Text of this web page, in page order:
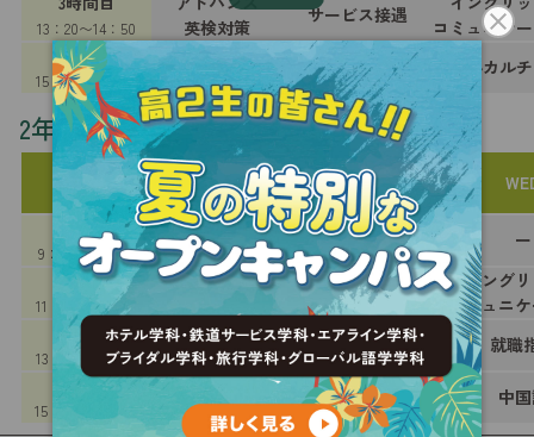
13：20〜14：50
英検対策
サービス接遇
コミュニケ
4時間目
15：00〜16：30
アドバンス
英検対策
ビジネス
コミュニケーション
海外カル
2年次
MON TUE
1時間目
9：20〜10：50
ー ー
ー
2時間目
11：00〜12：30
就職指導
ホテル・エアライン
接客サービス実習
イング
コミュニ
3時間目
13：20〜14：50
ホテル・エアライン
接客サービス実習
ビジネスマナー
就職
4時間目
15：00〜16：30
TOEIC®① 就職指導 中
スクロール